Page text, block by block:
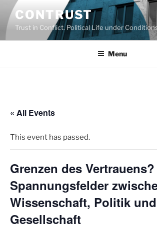
Skip
content
CONTRUST
Trust in Conflict. Political Life under
Menu
« All Events
This event has passed.
Grenzen des
Spannungsfelder
Wissenschaft, Politik und
Gesellschaft